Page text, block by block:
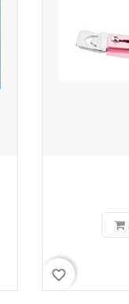
favorite_border